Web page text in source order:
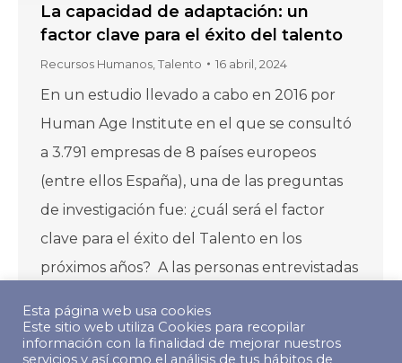
La capacidad de adaptación: un
factor clave para el éxito del talento
Recursos Humanos Talento 16 abril, 2024
En un estudio llevado a cabo en 2016 por
Human Age Institute en el que se consultó
a 3.791 empresas de 8 países europeos
(entre ellos España), una de las preguntas
de investigación fue: ¿cuál será el factor
clave para el éxito del Talento en los
próximos años? A las personas entrevistadas
Esta página web usa cookies
Este sitio web utiliza Cookies para recopilar
información con la finalidad de mejorar nuestros
servicios y así como el análisis de tus hábitos de